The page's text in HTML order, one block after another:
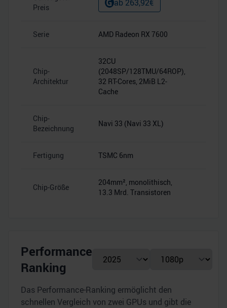
Preis
ab 263,92€
Serie AMD Radeon RX 7600
Chip-
Architektur
32CU
(2048SP/128TMU/64ROP),
32 RT-Cores, 2MiB L2-
Cache
Chip-
Bezeichnung
Navi 33 (Navi 33 XL)
Fertigung TSMC 6nm
Chip-Größe
204mm², monolithisch,
13.3 Mrd. Transistoren
Performance
Ranking
Das Performance-Ranking ermöglicht den
schnellen Vergleich von zwei GPUs und gibt die